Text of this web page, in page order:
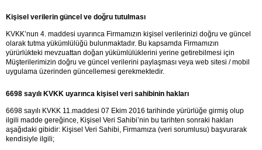
Kişisel verilerin güncel ve doğru tutulması
KVKK’nun 4. maddesi uyarınca Firmamızın kişisel verilerinizi doğru ve güncel
olarak tutma yükümlülüğü bulunmaktadır. Bu kapsamda Firmamızın
yürürlükteki mevzuattan doğan yükümlülüklerini yerine getirebilmesi için
Müşterilerimizin doğru ve güncel verilerini paylaşması veya web sitesi / mobil
uygulama üzerinden güncellemesi gerekmektedir.
6698 sayılı KVKK uyarınca kişisel veri sahibinin hakları
6698 sayılı KVKK 11.maddesi 07 Ekim 2016 tarihinde yürürlüğe girmiş olup
ilgili madde gereğince, Kişisel Veri Sahibi’nin bu tarihten sonraki hakları
aşağıdaki gibidir: Kişisel Veri Sahibi, Firmamıza (veri sorumlusu) başvurarak
kendisiyle ilgili;